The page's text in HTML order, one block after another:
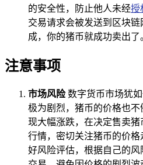
的安全性，防止他人未经授
交易请求会被发送到区块
成，你的猪币就成功卖出了
注意事项
市场风险数字货币市场犹
极为剧烈，猪币的价格也
现大幅涨跌，在决定售卖
行情，密切关注猪币的价
好风险评估，根据自己的